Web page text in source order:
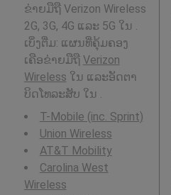
ຂ່າຍມືຖື Verizon Wireless
2G, 3G, 4G ແລະ 5G ໃນ .
ເບິ່ງຕື່ມ: ແຜນທີ່ຄຸ້ມຄອງ
ເຄືອຂ່າຍມືຖື Verizon
Wireless ໃນ ແລະອັດຕາ
ບິດໂທລະສັບ ໃນ .
T-Mobile (inc. Sprint)
Union Wireless
AT&T Mobility
Carolina West
Wireless